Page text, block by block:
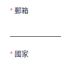
郵箱
國家